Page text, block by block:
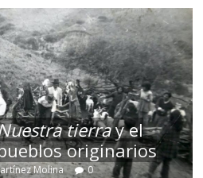
tierray el
originarios
Molina 0